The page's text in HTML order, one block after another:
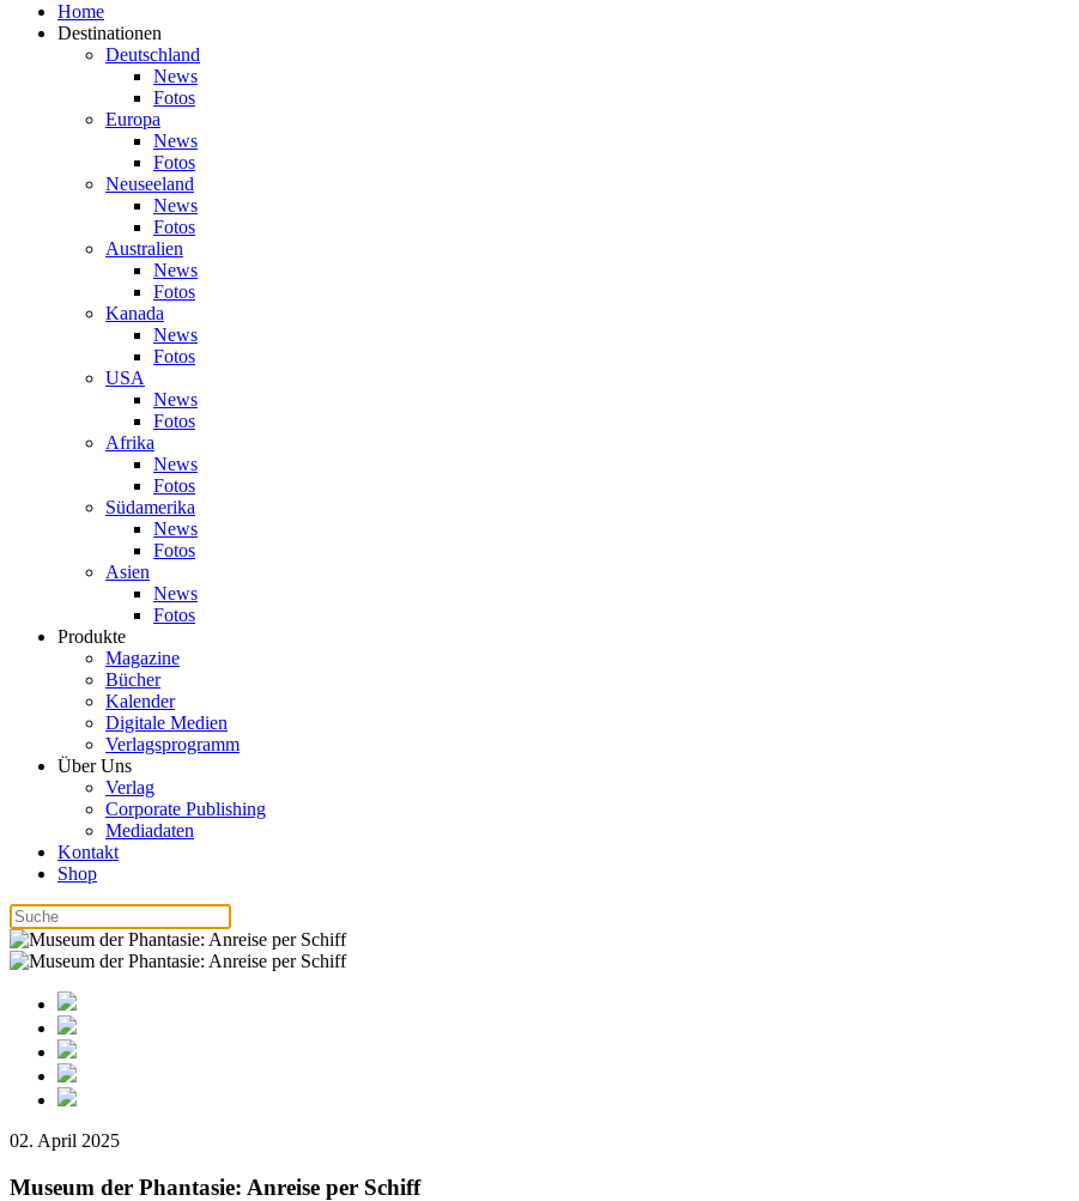
Home
Destinationen
Deutschland
News
Fotos
Europa
News
Fotos
Neuseeland
News
Fotos
Australien
News
Fotos
Kanada
News
Fotos
USA
News
Fotos
Afrika
News
Fotos
Südamerika
News
Fotos
Asien
News
Fotos
Produkte
Magazine
Bücher
Kalender
Digitale Medien
Verlagsprogramm
Über Uns
Verlag
Corporate Publishing
Mediadaten
Kontakt
Shop
02. April 2025
Museum der Phantasie: Anreise per Schiff